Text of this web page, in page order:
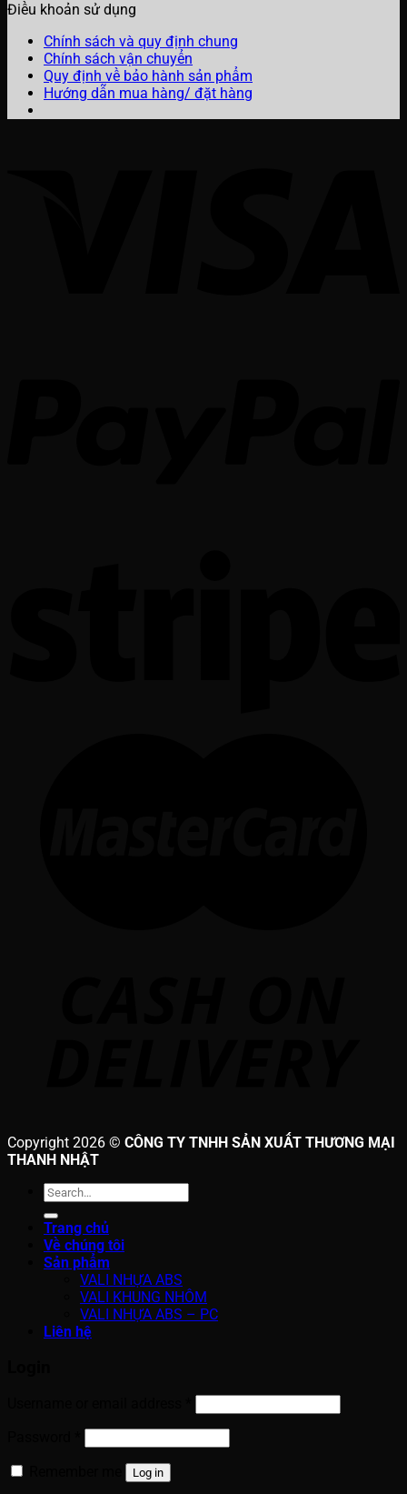
Điều khoản sử dụng
Chính sách và quy định chung
Chính sách vận chuyển
Quy định về bảo hành sản phẩm
Hướng dẫn mua hàng/ đặt hàng
Copyright 2026 © CÔNG TY TNHH SẢN XUẤT THƯƠNG MẠI
THANH NHẬT
Search
Trang chủ
Về chúng tôi
Sản phẩm
VALI NHỰA ABS
VALI KHUNG NHÔM
VALI NHỰA ABS – PC
Liên hệ
Log in